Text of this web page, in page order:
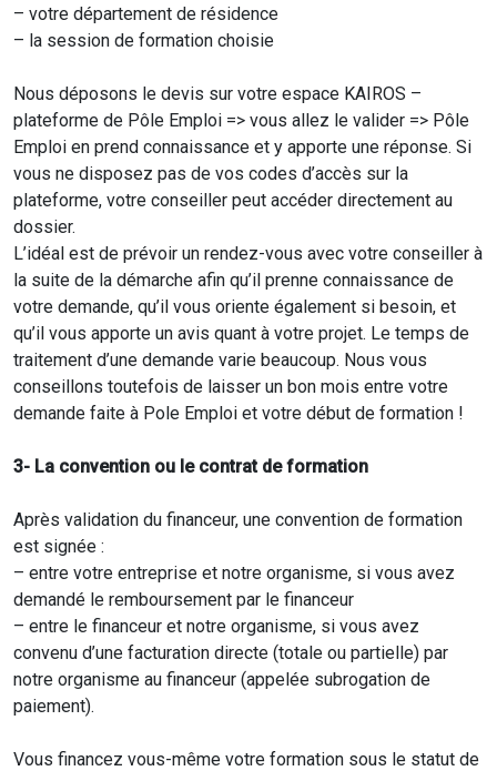
– votre département de résidence
– la session de formation choisie
Nous déposons le devis sur votre espace KAIROS –
plateforme de Pôle Emploi => vous allez le valider => Pôle
Emploi en prend connaissance et y apporte une réponse. Si
vous ne disposez pas de vos codes d’accès sur la
plateforme, votre conseiller peut accéder directement au
dossier.
L’idéal est de prévoir un rendez-vous avec votre conseiller à
la suite de la démarche afin qu’il prenne connaissance de
votre demande, qu’il vous oriente également si besoin, et
qu’il vous apporte un avis quant à votre projet. Le temps de
traitement d’une demande varie beaucoup. Nous vous
conseillons toutefois de laisser un bon mois entre votre
demande faite à Pole Emploi et votre début de formation !
3- La convention ou le contrat de formation
Après validation du financeur, une convention de formation
est signée :
– entre votre entreprise et notre organisme, si vous avez
demandé le remboursement par le financeur
– entre le financeur et notre organisme, si vous avez
convenu d’une facturation directe (totale ou partielle) par
notre organisme au financeur (appelée subrogation de
paiement).
Vous financez vous-même votre formation sous le statut de